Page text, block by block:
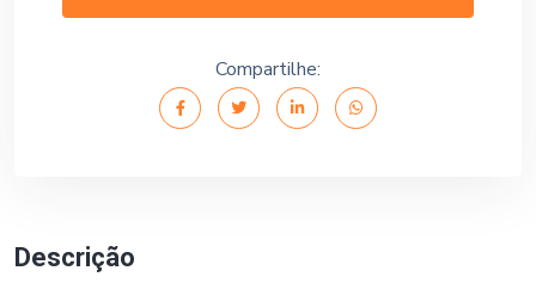
Descrição
Compartilhe: